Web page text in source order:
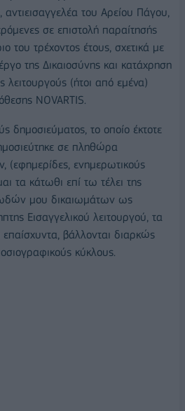
του Αρείου Πάγου,
σε επιστολή παραίτησής
του τρέχοντος έτους, σχετικά με
της Δικαιοσύνης και κατάχρηση
λειτουργούς (ήτοι από εμένα)
NOVARTIS.
δημοσιεύματος, το οποίο έκτοτε
σε πληθώρα
(εφημερίδες, ενημερωτικούς
τα κάτωθι επί τω τέλει της
μου δικαιωμάτων ως
Εισαγγελικού λειτουργού, τα
βάλλονται διαρκώς
κύκλους.